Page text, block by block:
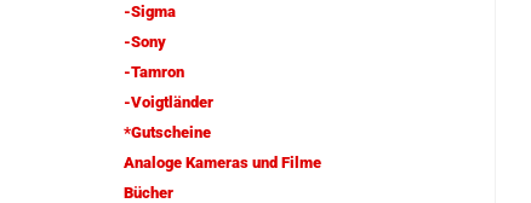
-Sigma
-Sony
-Tamron
-Voigtländer
*Gutscheine
Analoge Kameras und Filme
Bücher